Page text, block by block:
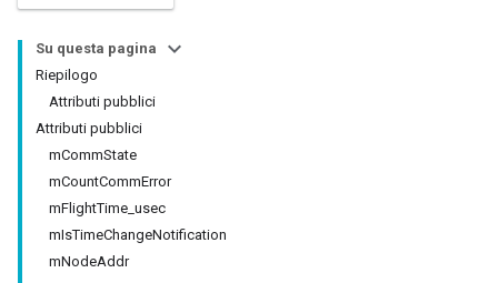
Su questa pagina
Riepilogo
Attributi pubblici
Attributi pubblici
mCommState
mCountCommError
mFlightTime_usec
mIsTimeChangeNotification
mNodeAddr